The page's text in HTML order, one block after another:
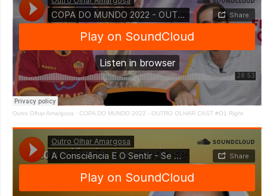
Outro Olhar Amargosa · COPA DO MUNDO 2022 - OUTRO OLHAR CAST #O1 Right